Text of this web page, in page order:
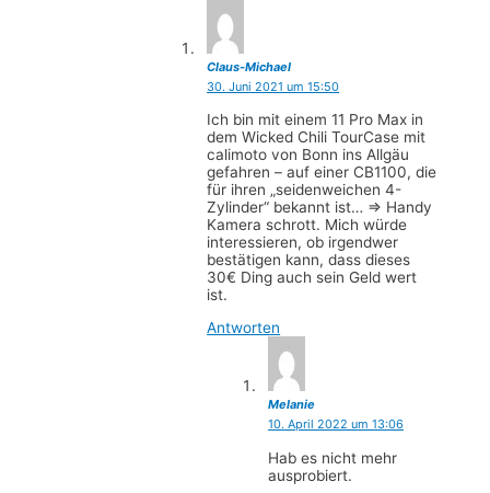
Claus-Michael
30. Juni 2021 um 15:50
Ich bin mit einem 11 Pro Max in
dem Wicked Chili TourCase mit
calimoto von Bonn ins Allgäu
gefahren – auf einer CB1100, die
für ihren „seidenweichen 4-
Zylinder“ bekannt ist… => Handy
Kamera schrott. Mich würde
interessieren, ob irgendwer
bestätigen kann, dass dieses
30€ Ding auch sein Geld wert
ist.
Antworten
Melanie
10. April 2022 um 13:06
Hab es nicht mehr
ausprobiert.